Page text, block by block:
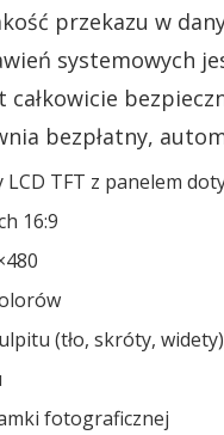
przekazu w
systemowych
całkowicie
bezpłatny,
TFT z panelem
16:9
(tło, skróty, widety)
fotograficznej